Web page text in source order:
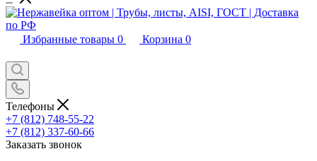
Избранные товары 0 Корзина 0
Телефоны
+7 (812) 748-55-22
+7 (812) 337-60-66
Заказать звонок